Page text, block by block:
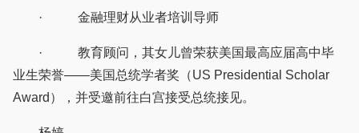
· 金融理财从业者培训导师
· 教育顾问，其女儿曾荣获美国最高应届高中毕
业生荣誉——美国总统学者奖（US Presidential Scholar
Award），并受邀前往白宫接受总统接见。